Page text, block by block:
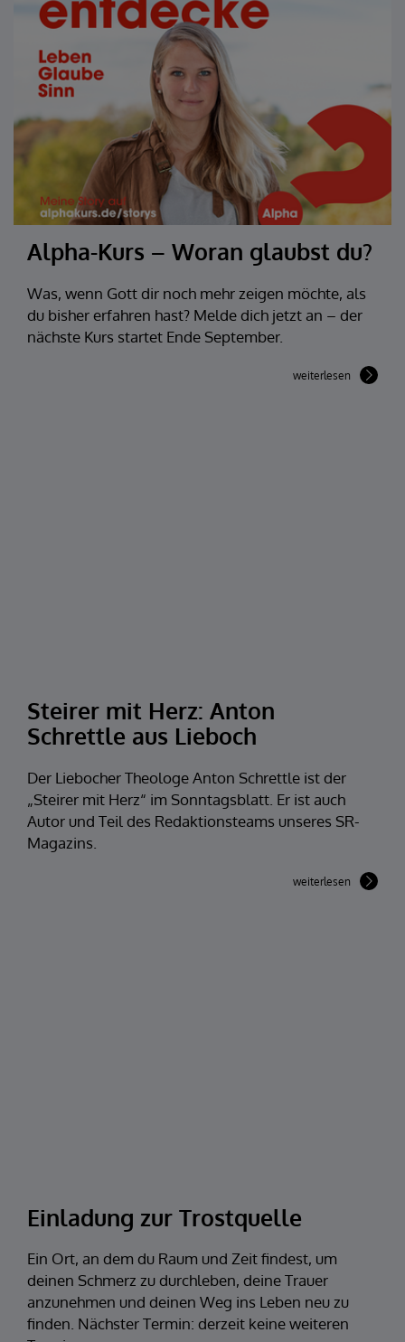
Alpha-Kurs – Woran glaubst du?
Was, wenn Gott dir noch mehr zeigen möchte, als
du bisher erfahren hast? Melde dich jetzt an – der
nächste Kurs startet Ende September.
weiterlesen
Steirer mit Herz: Anton
Schrettle aus Lieboch
Der Liebocher Theologe Anton Schrettle ist der
„Steirer mit Herz“ im Sonntagsblatt. Er ist auch
Autor und Teil des Redaktionsteams unseres SR-
Magazins.
weiterlesen
Einladung zur Trostquelle
Ein Ort, an dem du Raum und Zeit findest, um
deinen Schmerz zu durchleben, deine Trauer
anzunehmen und deinen Weg ins Leben neu zu
finden. Nächster Termin: derzeit keine weiteren